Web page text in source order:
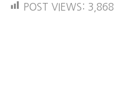
POST VIEWS: 3,868